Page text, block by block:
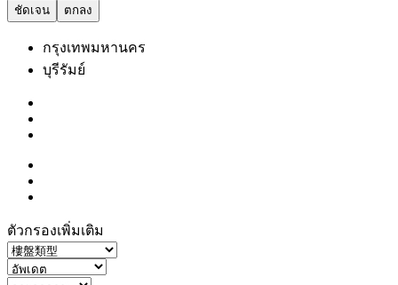
ชัดเจน ตกลง
กรุงเทพมหานคร
บุรีรัมย์
ตัวกรองเพิ่มเติม